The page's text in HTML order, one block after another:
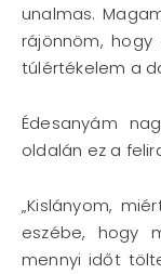
unalmas.
rájönnöm, hogy
túlértékelem a
Édesanyám
oldalán ez a
„Kislányom,
eszébe, hogy
mennyi időt